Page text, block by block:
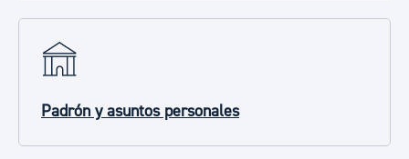
Padrón y asuntos personales